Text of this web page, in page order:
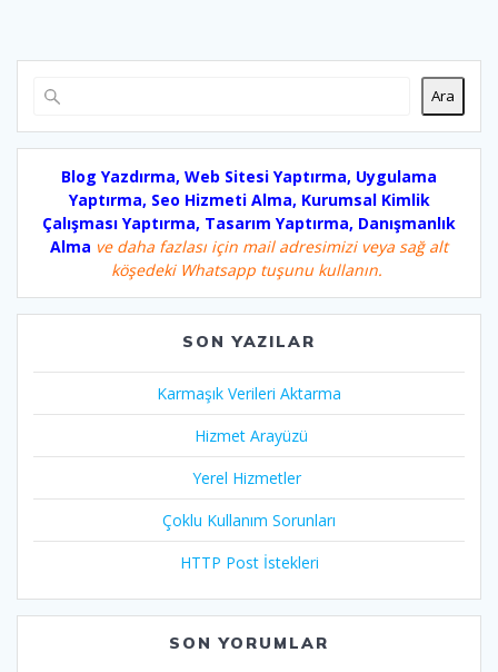
Ara
Blog Yazdırma, Web Sitesi Yaptırma, Uygulama
Yaptırma, Seo Hizmeti Alma, Kurumsal Kimlik
Çalışması Yaptırma, Tasarım Yaptırma, Danışmanlık
Alma ve daha fazlası için mail adresimizi veya sağ alt
köşedeki Whatsapp tuşunu kullanın.
SON YAZILAR
Karmaşık Verileri Aktarma
Hizmet Arayüzü
Yerel Hizmetler
Çoklu Kullanım Sorunları
HTTP Post İstekleri
SON YORUMLAR